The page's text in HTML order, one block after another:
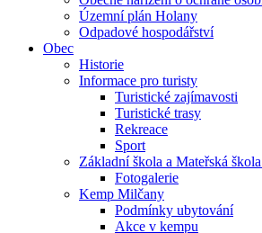
Územní plán Holany
Odpadové hospodářství
Obec
Historie
Informace pro turisty
Turistické zajímavosti
Turistické trasy
Rekreace
Sport
Základní škola a Mateřská
Fotogalerie
Kemp Milčany
Podmínky ubytování
Akce v kempu